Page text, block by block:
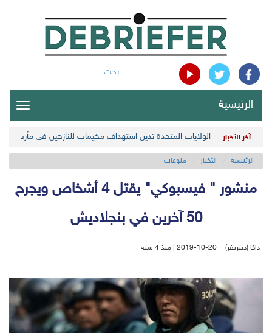
بحث
الرئيسية
آخر الأخبار الولايات المتحدة تدين استهداف مخيمات للنازحين في مأرب
الرئيسية الأخبار منوعات
منشور " فيسبوكي" يقتل 4 أشخاص ويجرح
50 آخرين في بنجلاديش
داكا (ديبريفر) 2019-10-20 | منذ 4 سنة